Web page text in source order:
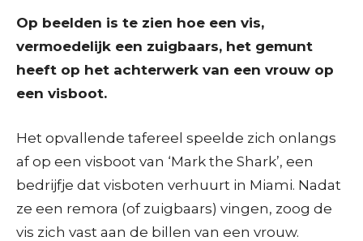
Op beelden is te zien hoe een vis,
vermoedelijk een zuigbaars, het gemunt
heeft op het achterwerk van een vrouw op
een visboot.
Het opvallende tafereel speelde zich onlangs
af op een visboot van ‘Mark the Shark’, een
bedrijfje dat visboten verhuurt in Miami. Nadat
ze een remora (of zuigbaars) vingen, zoog de
vis zich vast aan de billen van een vrouw.